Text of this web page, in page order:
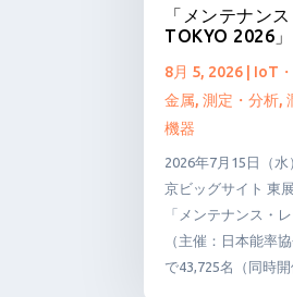
「メンテナン
TOKYO 2026
8月 5, 2026 IoT
金属, 測定・分析,
機器
2026年7月15日（
京ビッグサイト 東
「メンテナンス・
（主催：日本能率
で43,725名（同時